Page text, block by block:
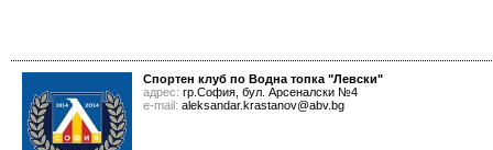
Спортен клуб по Водна топка "Левски"
адрес: гр.София, бул. Арсеналски №4
е-mail: aleksandar.krastanov@abv.bg